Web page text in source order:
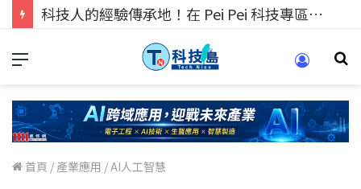
科技人的經驗傳承地！在 Pei Pei 科技專區，與學弟妹交流最硬核的技術
首頁 / 產業應用 /AI人工智慧